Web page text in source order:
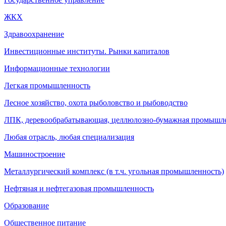
ЖКХ
Здравоохранение
Инвестиционные институты. Рынки капиталов
Информационные технологии
Легкая промышленность
Лесное хозяйство, охота рыболовство и рыбоводство
ЛПК, деревообрабатывающая, целлюлозно-бумажная
Любая отрасль, любая специализация
Машиностроение
Металлургический комплекс (в т.ч. угольная промышленность)
Нефтяная и нефтегазовая промышленность
Образование
Общественное питание